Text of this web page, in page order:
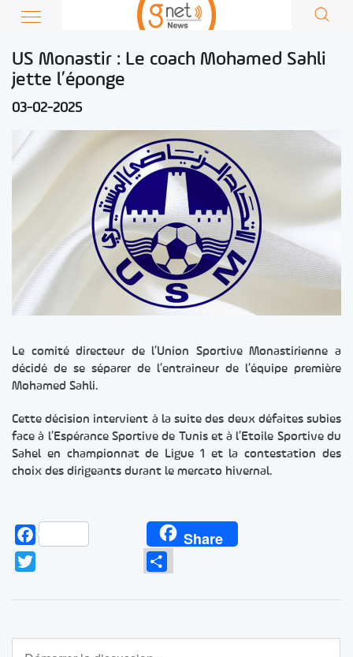
US Monastir : Le coach Mohamed Sahli
jette l’éponge
03-02-2025
Le comité directeur de l’Union Sportive Monastirienne a
décidé de se séparer de l’entraineur de l’équipe première
Mohamed Sahli.
Cette décision intervient à la suite des deux défaites subies
face à l’Espérance Sportive de Tunis et à l’Etoile Sportive du
Sahel en championnat de Ligue 1 et la contestation des
choix des dirigeants durant le mercato hivernal.
Facebook Share